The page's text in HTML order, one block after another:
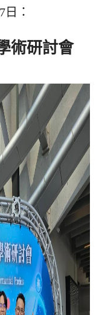
日 ：
術研討會